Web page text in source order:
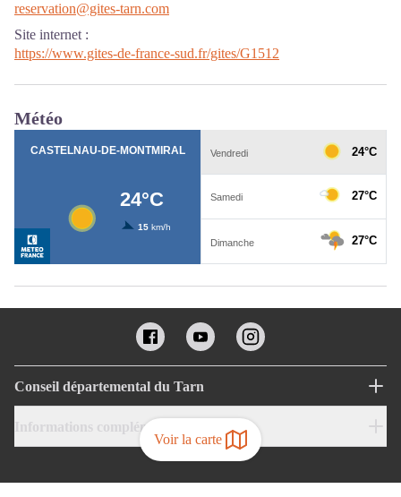
Voir la carte
reservation@gites-tarn.com
Site internet :
https://www.gites-de-france-sud.fr/gites/G1512
Météo
Conseil départemental du Tarn
Informations complémentaires